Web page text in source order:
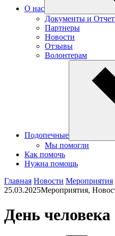
О нас
Документы и
Партнеры
Новости
Отзывы
Волонтерам
Подопечные
Мы помогли
Как помочь
Нужна помощь
Главная Новости Мероприятия
25.03.2025Мероприятия,
День